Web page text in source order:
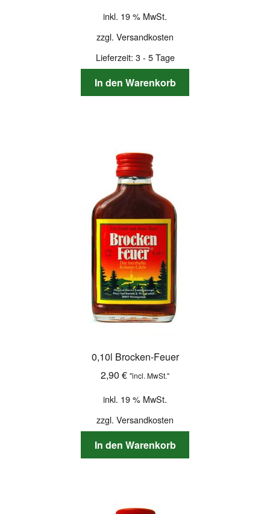
inkl. 19 % MwSt.
zzgl. Versandkosten
Lieferzeit: 3 - 5 Tage
In den Warenkorb
0,10l Brocken-Feuer
2,90 € "incl. MwSt."
inkl. 19 % MwSt.
zzgl. Versandkosten
In den Warenkorb